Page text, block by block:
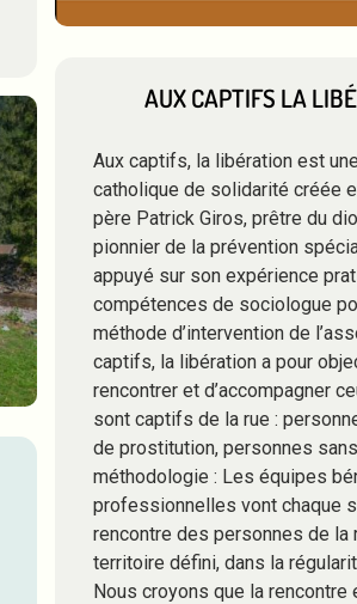
AUX CAPTIFS LA
Aux captifs, la libération est
catholique de solidarité créée
père Patrick Giros, prêtre du
pionnier de la prévention
appuyé sur son expérience
compétences de sociologue
méthode d’intervention de
captifs, la libération a pour
rencontrer et d’accompagner
sont captifs de la rue :
de prostitution, personnes
méthodologie : Les équipes
professionnelles vont chaque
rencontre des personnes de la
territoire défini, dans la
Nous croyons que la rencontre